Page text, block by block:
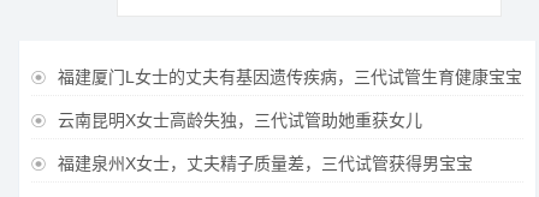
 福建厦门L女士的丈夫有基因遗传疾病，三代试管生育健康宝宝
 云南昆明X女士高龄失独，三代试管助她重获女儿
 福建泉州X女士，丈夫精子质量差，三代试管获得男宝宝